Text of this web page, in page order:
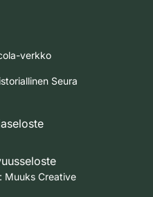
verkko
Seura
Muuks Creative